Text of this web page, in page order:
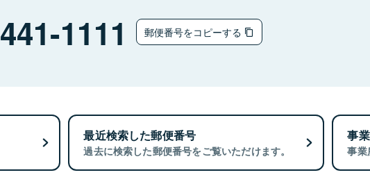
441-1111 郵便番号をコピーする
最近検索した郵便番号
過去に検索した郵便番号をご覧いただけます。
事
事業